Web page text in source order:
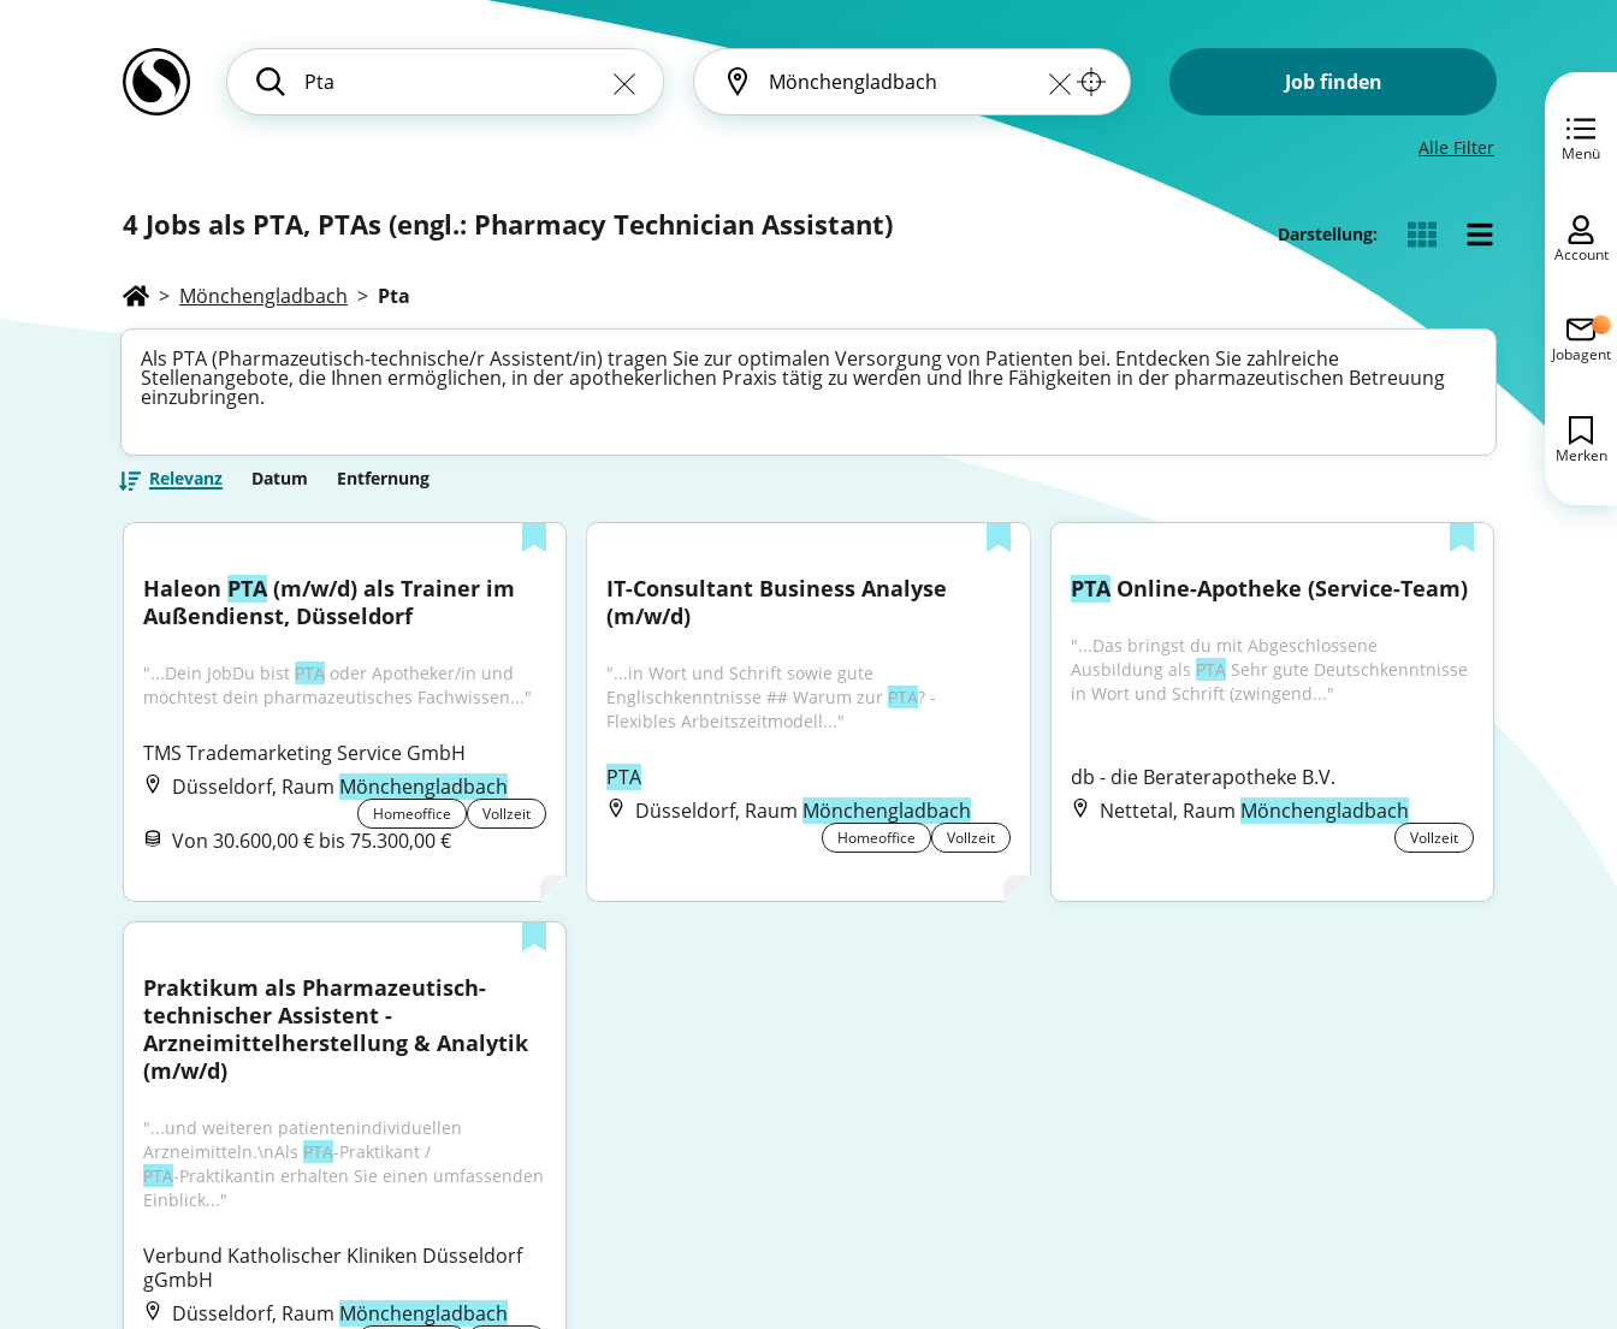
Job finden
Alle Filter
4 Jobs als PTA, PTAs (engl.: Pharmacy Technician Assistant) Darstellung:
> Mönchengladbach > Pta
Als PTA (Pharmazeutisch-technische/r Assistent/in) tragen Sie zur optimalen Versorgung von Patienten bei. Entdecken Sie zahlreiche
Stellenangebote, die Ihnen ermöglichen, in der apothekerlichen Praxis tätig zu werden und Ihre Fähigkeiten in der pharmazeutischen Betreuung
einzubringen.
Relevanz Datum Entfernung
Haleon PTA (m/w/d) als Trainer im
Außendienst, Düsseldorf
"...Dein JobDu bist PTA oder Apotheker/in und
möchtest dein pharmazeutisches Fachwissen..."
TMS Trademarketing Service GmbH
Düsseldorf, Raum Mönchengladbach
Homeoffice Vollzeit
Von 30.600,00 € bis 75.300,00 €
IT-Consultant Business Analyse
(m/w/d)
"...in Wort und Schrift sowie gute
Englischkenntnisse ## Warum zur PTA? -
Flexibles Arbeitszeitmodell..."
PTA
Düsseldorf, Raum Mönchengladbach
Homeoffice Vollzeit
PTA Online-Apotheke (Service-Team)
"...Das bringst du mit Abgeschlossene
Ausbildung als PTA Sehr gute Deutschkenntnisse
in Wort und Schrift (zwingend..."
db - die Beraterapotheke B.V.
Nettetal, Raum Mönchengladbach
Vollzeit
Praktikum als Pharmazeutisch-
technischer Assistent -
Arzneimittelherstellung & Analytik
(m/w/d)
"...und weiteren patientenindividuellen
Arzneimitteln.\nAls PTA
PTA‑Praktikantin erhalten Sie einen umfassenden
Einblick..."
Verbund Katholischer Kliniken Düsseldorf
gGmbH
Düsseldorf, Raum Mönchengladbach
Menü
Account
Jobagent
Merken